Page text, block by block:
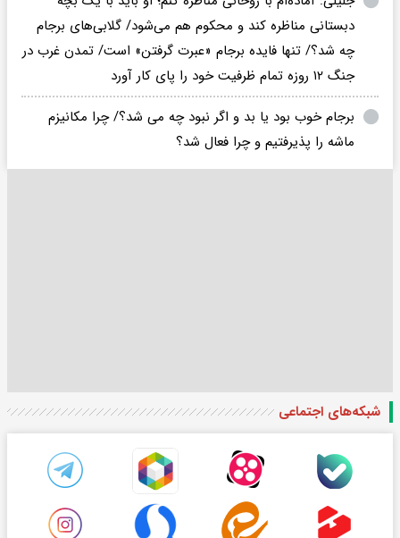
دبستانی مناظره کند و محکوم هم می‌شود/ گلابی‌های برجام
چه شد؟/ تنها فایده برجام «عبرت گرفتن» است/ تمدن غرب در
جنگ ۱۲ روزه تمام ظرفیت خود را پای کار آورد
برجام خوب بود یا بد و اگر نبود چه می شد؟/ چرا مکانیزم
ماشه را پذیرفتیم و چرا فعال شد؟
شبکه‌های اجتماعی